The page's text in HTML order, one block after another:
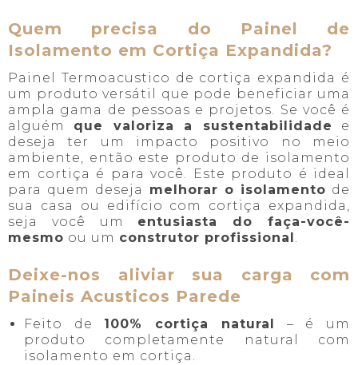
Quem precisa do Painel de
Isolamento em Cortiça Expandida?
Painel Termoacustico de cortiça expandida é
um produto versátil que pode beneficiar uma
ampla gama de pessoas e projetos. Se você é
alguém que valoriza a sustentabilidade e
deseja ter um impacto positivo no meio
ambiente, então este produto de isolamento
em cortiça é para você. Este produto é ideal
para quem deseja melhorar o isolamento de
sua casa ou edifício com cortiça expandida,
seja você um entusiasta do faça-você-
mesmo ou um construtor profissional.
Deixe-nos aliviar sua carga com
Paineis Acusticos Parede
Feito de 100% cortiça natural
– é um
produto completamente natural com
isolamento em cortiça.